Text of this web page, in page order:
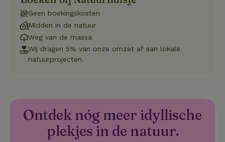
Geen boekingskosten
Midden in de natuur
Weg van de massa
Wij dragen 5% van onze omzet af aan lokale
natuurprojecten.
Ontdek nóg meer idyllische
plekjes in de natuur.
.natuurhuisje.nl
seconden
de